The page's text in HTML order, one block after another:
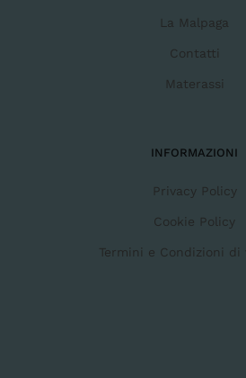
La Malpaga
Contatti
Materassi
INFORMAZIONI
Privacy Policy
Cookie Policy
Termini e Condizioni di